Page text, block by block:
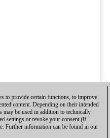
to provide certain functions, to improve
content. Depending on their intended
may be used in addition to technically
settings or revoke your consent (if
Further information can be found in our